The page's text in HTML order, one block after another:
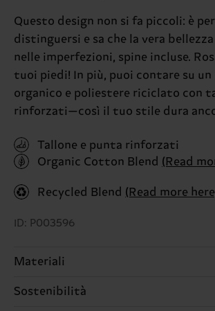
Questo design non si fa piccoli: è
distinguersi e sa che la vera
nelle imperfezioni, spine incluse.
tuoi piedi! In più, puoi contare su
organico e poliestere riciclato con
rinforzati—così il tuo stile dura
Tallone e punta rinforzati
Organic Cotton Blend (Read
Recycled Blend (Read more
ID: P003596
Materiali
55% Cotone, 29% poliestere, 15%
Sostenibilità